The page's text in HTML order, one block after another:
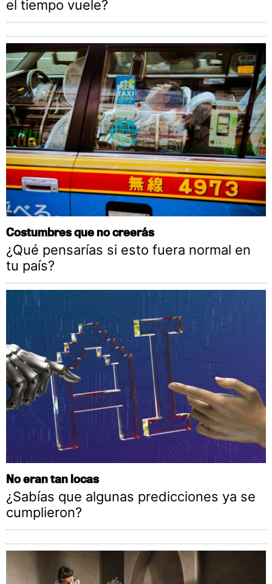
el tiempo vuele?
Costumbres que no creerás
¿Qué pensarías si esto fuera normal en
tu país?
No eran tan locas
¿Sabías que algunas predicciones ya se
cumplieron?